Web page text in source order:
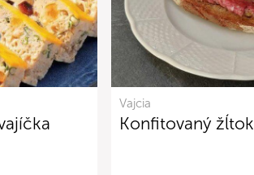
Vajcia
Konfitovaný žĺtok